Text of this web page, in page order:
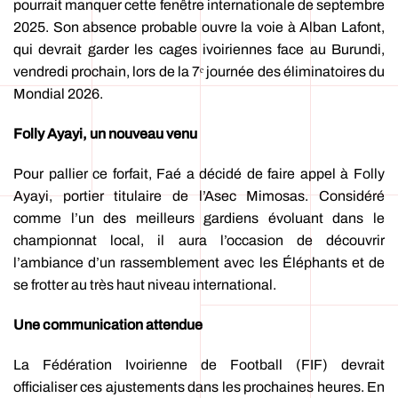
pourrait manquer cette fenêtre internationale de septembre
2025. Son absence probable ouvre la voie à Alban Lafont,
qui devrait garder les cages ivoiriennes face au Burundi,
vendredi prochain, lors de la 7ᵉ journée des éliminatoires du
Mondial 2026.
Folly Ayayi, un nouveau venu
Pour pallier ce forfait, Faé a décidé de faire appel à Folly
Ayayi, portier titulaire de l’Asec Mimosas. Considéré
comme l’un des meilleurs gardiens évoluant dans le
championnat local, il aura l’occasion de découvrir
l’ambiance d’un rassemblement avec les Éléphants et de
se frotter au très haut niveau international.
Une communication attendue
La Fédération Ivoirienne de Football (FIF) devrait
officialiser ces ajustements dans les prochaines heures. En